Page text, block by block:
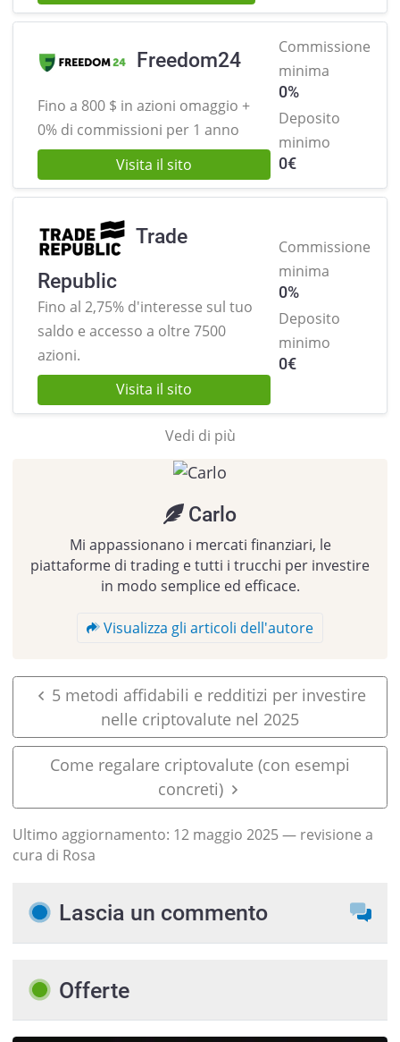
Freedom24
Fino a 800 $ in azioni omaggio +
0% di commissioni per 1 anno
Visita il sito
Commissione
minima
0%
Deposito
minimo
0€
Trade
Republic
Fino al 2,75% d'interesse sul tuo
saldo eaccesso a oltre 7500
azioni.
Visita il sito
Commissione
minima
0%
Deposito
minimo
0€
Vedi di più
Carlo
Mi appassionano i mercati finanziari, le
piattaforme di trading e tutti i trucchi per investire
in modo semplice ed efficace.
Visualizza gli articoli dell'autore
5 metodi affidabili e redditizi per investire
nelle criptovalute nel 2025
Come regalare criptovalute (con esempi
concreti)
Ultimo aggiornamento: 12 maggio 2025— revisione a
cura di Rosa
Lascia un commento
Offerte